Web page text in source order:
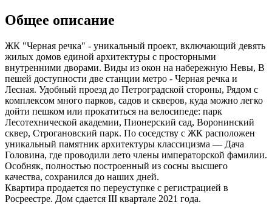
Общее описание
ЖК "Черная речка" - уникальный проект, включающий девять
жилых домов единой архитектуры с просторными
внутренними дворами. Виды из окон на набережную Невы, В
пешей доступности две станции метро - Черная речка и
Лесная. Удобный проезд до Петроградской стороны, Рядом с
комплексом много парков, садов и скверов, куда можно легко
дойти пешком или прокатиться на велосипеде: парк
Лесотехнической академии, Пионерский сад, Воронинский
сквер, Строгановский парк. По соседству с ЖК расположен
уникальный памятник архитектуры классицизма — Дача
Головина, где проводили лето члены императорской фамилии.
Особняк, полностью построенный из сосны высшего
качества, сохранился до наших дней.
Квартира продается по переуступке с регистрацией в
Росреестре. Дом сдается III квартале 2021 года.